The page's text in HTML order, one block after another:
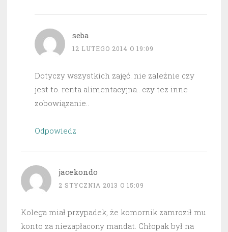
seba
12 LUTEGO 2014 O 19:09
Dotyczy wszystkich zajęć. nie zależnie czy
jest to. renta alimentacyjna.. czy tez inne
zobowiązanie..
Odpowiedz
jacekondo
2 STYCZNIA 2013 O 15:09
Kolega miał przypadek, że komornik zamroził mu
konto za niezapłacony mandat. Chłopak był na